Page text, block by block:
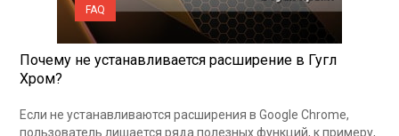
FAQ
Почему не устанавливается расширение в Гугл
Хром?
Если не устанавливаются расширения в Google Chrome,
пользователь лишается ряда полезных функций, к примеру,